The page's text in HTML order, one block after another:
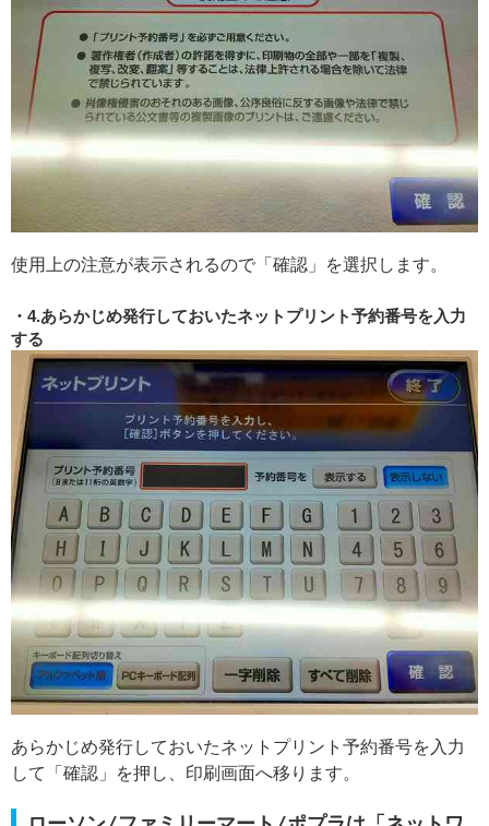
使用上の注意が表示されるので「確認」を選択します。
4.あらかじめ発行しておいたネットプリント予約番号を入力
する
あらかじめ発行しておいたネットプリント予約番号を入力
して「確認」を押し、印刷画面へ移ります。